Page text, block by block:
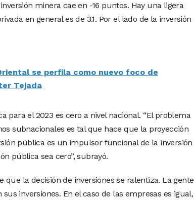
minera cae en -16 puntos. Hay una ligera
en general es de 3.1. Por el lado de la inversión
se perfila como nuevo foco de
Tejada
para el 2023 es cero a nivel nacional. “El problema
subnacionales es tal que hace que la proyección
pública es un impulsor funcional de la inversión
pública sea cero”, subrayó.
que la decisión de inversiones se ralentiza. La gente
inversiones. En el caso de las empresas es igual,